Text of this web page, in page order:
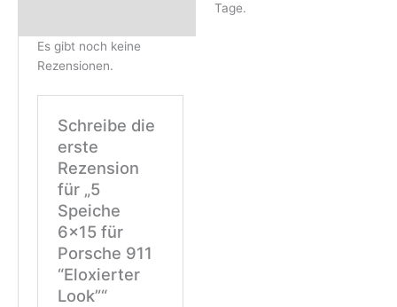
Tage.
Es gibt noch keine
Rezensionen.
Schreibe die
erste
Rezension
für „5
Speiche
6×15 für
Porsche 911
“Eloxierter
Look”“